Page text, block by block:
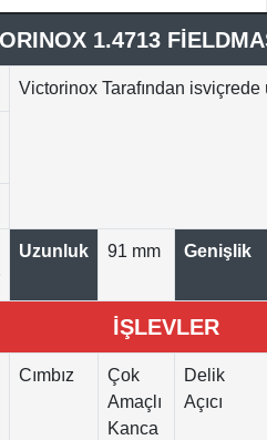
1.4713
Victorinox Tarafından isviçrede
Uzunluk 91 mm Genişlik
İŞLEVLER
Cımbız
Çok
Amaçlı
Kanca
Delik
Açıcı